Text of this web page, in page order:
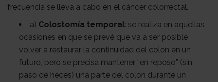
frecuencia se lleva a cabo en el cáncer colorrectal.
a) Colostomía temporal: se realiza en aquellas
ocasiones en que se prevé que va a ser posible
volver a restaurar la continuidad del colon en un
futuro, pero se precisa mantener “en reposo” (sin
paso de heces) una parte del colon durante un